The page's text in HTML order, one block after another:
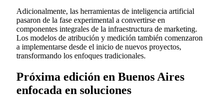
Adicionalmente, las herramientas de inteligencia artificial
pasaron de la fase experimental a convertirse en
componentes integrales de la infraestructura de marketing.
Los modelos de atribución y medición también comenzaron
a implementarse desde el inicio de nuevos proyectos,
transformando los enfoques tradicionales.
Próxima edición en Buenos Aires
enfocada en soluciones